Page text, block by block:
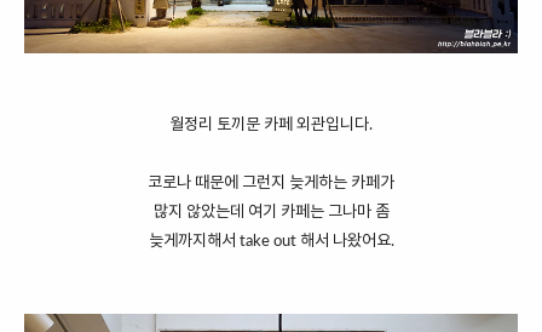
월정리 토끼문 카페 외관입니다.
코로나 때문에 그런지 늦게하는 카페가
많지 않았는데 여기 카페는 그나마 좀
늦게까지해서 take out 해서 나왔어요.